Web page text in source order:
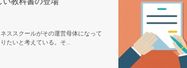
ススクールがその運営母体になって
たいと考えている。そ...